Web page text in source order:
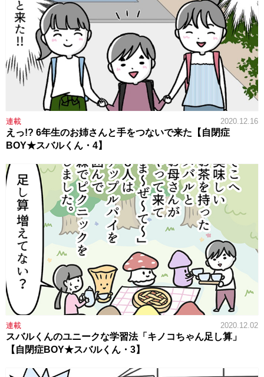
連載 2020.12.16
えっ!? 6年生のお姉さんと手をつないで来た【自閉症
BOY★スバルくん・4】
連載 2020.12.02
スバルくんのユニークな学習法「キノコちゃん足し算」
【自閉症BOY★スバルくん・3】